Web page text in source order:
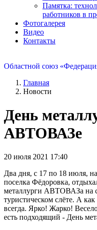
Памятка:
работников в
Фотогалерея
Видео
Контакты
Областной союз
Главная
Новости
День
АВТОВАЗе
20 июля 2021 17:40
Два дня, с 17 по 18 июля,
поселка Фёдоровка,
металлурги АВТОВАЗа на
туристическом слёте. А
всегда. Ярко! Жарко!
есть подходящий - День